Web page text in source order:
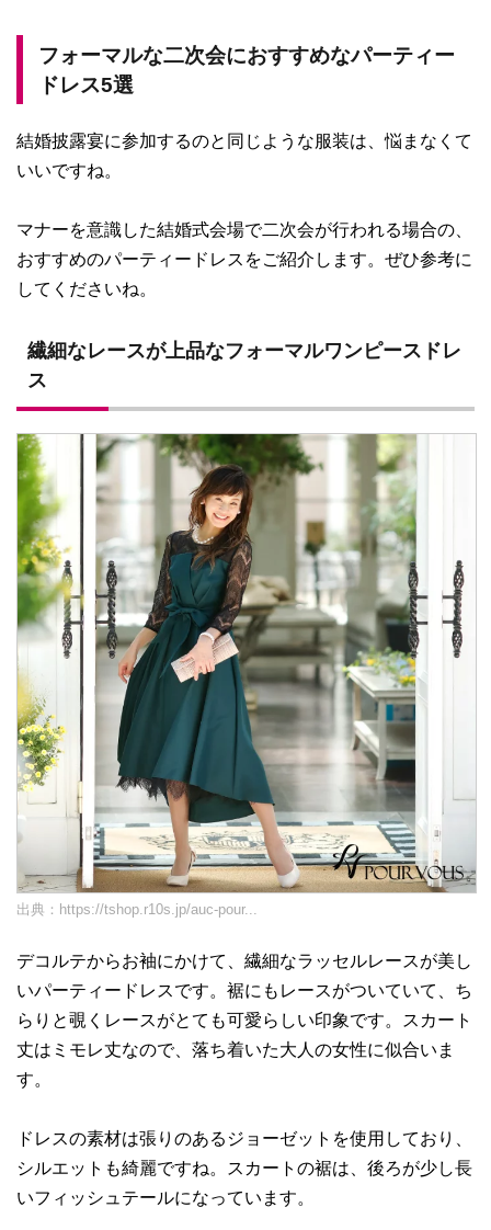
フォーマルな二次会におすすめなパーティー
ドレス5選
結婚披露宴に参加するのと同じような服装は、悩まなくて
いいですね。
マナーを意識した結婚式会場で二次会が行われる場合の、
おすすめのパーティードレスをご紹介します。ぜひ参考に
してくださいね。
繊細なレースが上品なフォーマルワンピースドレ
ス
出典： https://tshop.r10s.jp/auc-pour...
デコルテからお袖にかけて、繊細なラッセルレースが美し
いパーティードレスです。裾にもレースがついていて、ち
らりと覗くレースがとても可愛らしい印象です。スカート
丈はミモレ丈なので、落ち着いた大人の女性に似合いま
す。
ドレスの素材は張りのあるジョーゼットを使用しており、
シルエットも綺麗ですね。スカートの裾は、後ろが少し長
いフィッシュテールになっています。